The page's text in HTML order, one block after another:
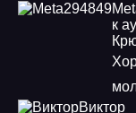
к
Виктор